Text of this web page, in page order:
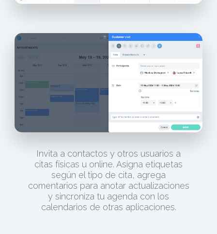
Invita a contactos y otros usuarios a
citas físicas u online. Asigna etiquetas
según el tipo de cita, agrega
comentarios para anotar actualizaciones
y sincroniza tu agenda con los
calendarios de otras aplicaciones.